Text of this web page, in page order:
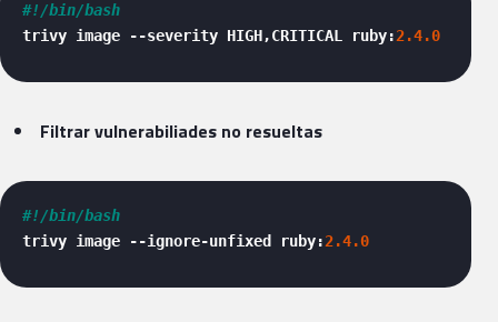
#!/bin/bash
trivy image --severity HIGH,CRITICAL ruby:2.4.0
Filtrar vulnerabiliades no resueltas
#!/bin/bash
trivy image --ignore-unfixed ruby:2.4.0